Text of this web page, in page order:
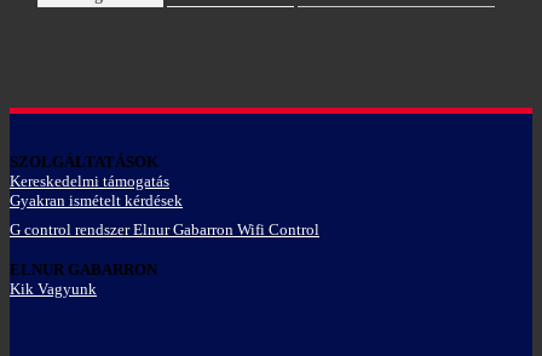
SZOLGÁLTATÁSOK
Kereskedelmi támogatás
Gyakran ismételt kérdések
G control rendszer Elnur Gabarron Wifi Control
ELNUR GABARRON
Kik Vagyunk